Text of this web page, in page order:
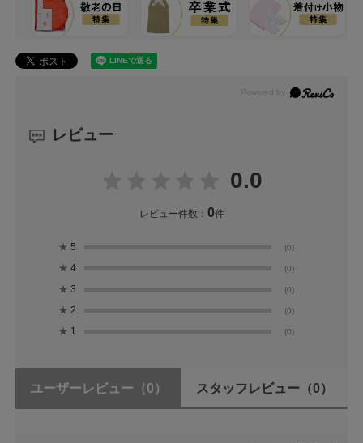
レビュー
0.0
レビュー件数： 0件
★ 5 (0)
★ 4 (0)
★ 3 (0)
★ 2 (0)
★ 1 (0)
ユーザーレビュー （0） スタッフレビュー （0）